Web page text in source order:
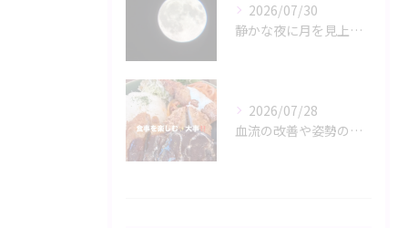
2026/07/30
静かな夜に月を見上げるひととき、心と体がリラックスモードに誘...
2026/07/28
血流の改善や姿勢の調整が、日々の健康を支える鍵。